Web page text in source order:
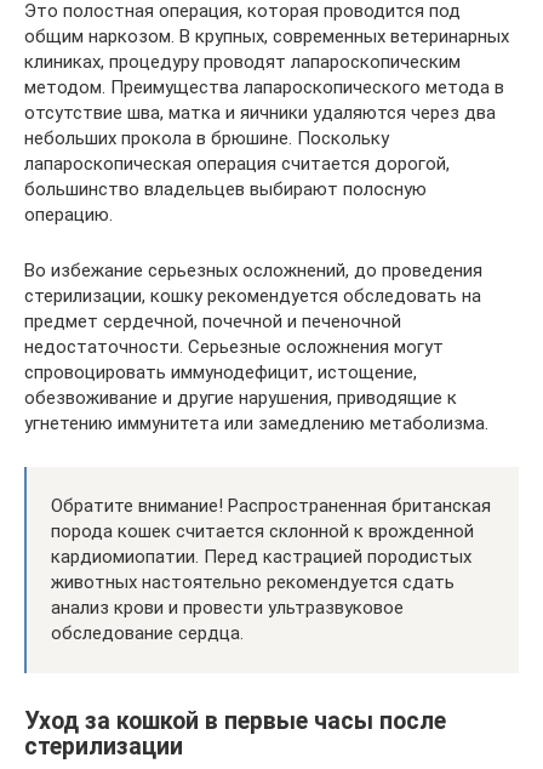
Это полостная операция, которая проводится под
общим наркозом. В крупных, современных ветеринарных
клиниках, процедуру проводят лапароскопическим
методом. Преимущества лапароскопического метода в
отсутствие шва, матка и яичники удаляются через два
небольших прокола в брюшине. Поскольку
лапароскопическая операция считается дорогой,
большинство владельцев выбирают полосную
операцию.
Во избежание серьезных осложнений, до проведения
стерилизации, кошку рекомендуется обследовать на
предмет сердечной, почечной и печеночной
недостаточности. Серьезные осложнения могут
спровоцировать иммунодефицит, истощение,
обезвоживание и другие нарушения, приводящие к
угнетению иммунитета или замедлению метаболизма.
Обратите внимание! Распространенная британская
порода кошек считается склонной к врожденной
кардиомиопатии. Перед кастрацией породистых
животных настоятельно рекомендуется сдать
анализ крови и провести ультразвуковое
обследование сердца.
Уход за кошкой в первые часы после
стерилизации